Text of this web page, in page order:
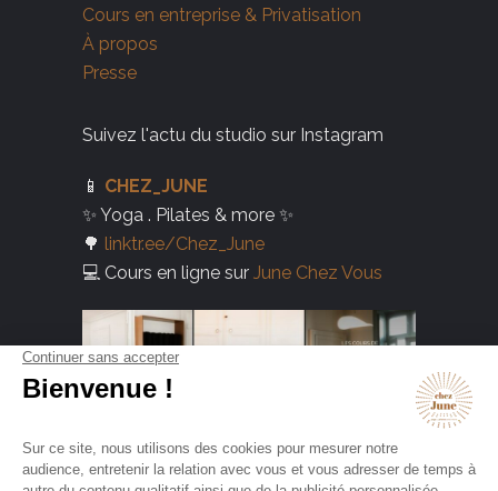
Cours en entreprise & Privatisation
À propos
Presse
Suivez l'actu du studio sur Instagram
📱 CHEZ_JUNE
✨ Yoga . Pilates & more ✨
🌳 linktr.ee/Chez_June
💻 Cours en ligne sur June Chez Vous